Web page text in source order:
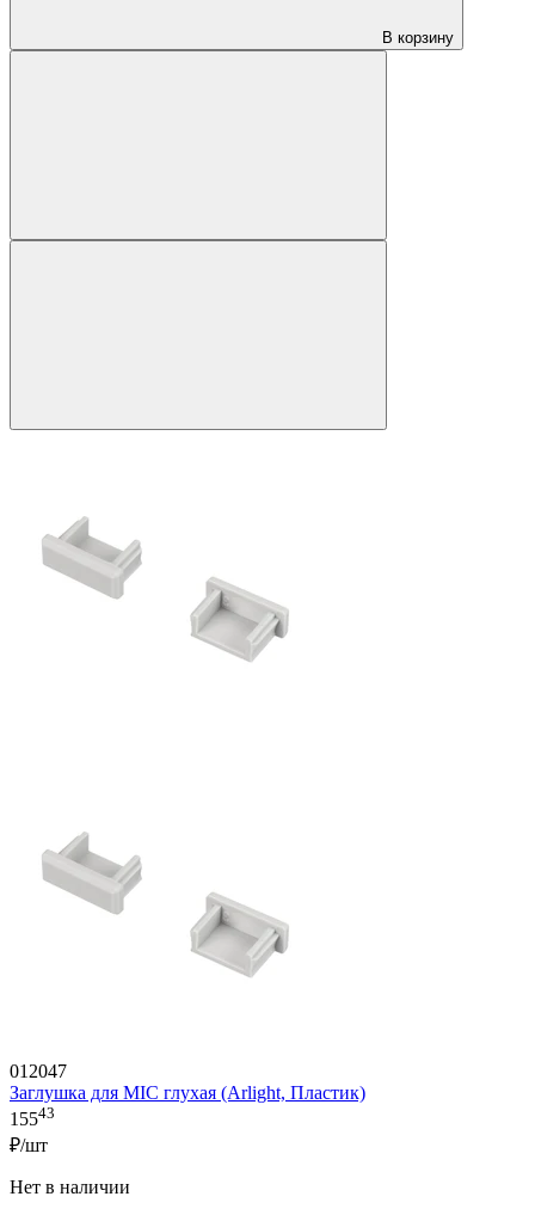
В корзину
012047
Заглушка для MIC глухая (Arlight, Пластик)
15543
₽/шт
Нет в наличии